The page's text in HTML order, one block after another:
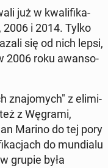
już w kwa­li­fi­ka­
2006 i 2014. Tylko
się od nich lepsi,
2006 roku awan­so­
zna­jo­mych" z eli­mi­
z Węgrami,
Marino do tej pory
do mun­dia­lu
grupie była